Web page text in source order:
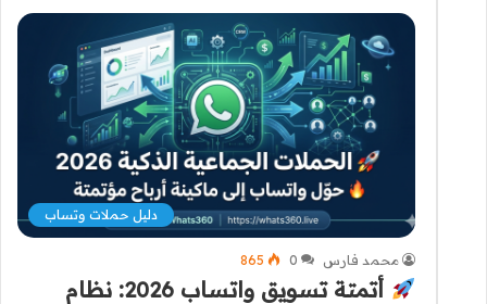
دليل حملات وتساب
محمد فارس 0
865
أتمتة تسويق واتساب 2026: نظام